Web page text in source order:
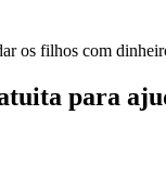
os filhos com
para